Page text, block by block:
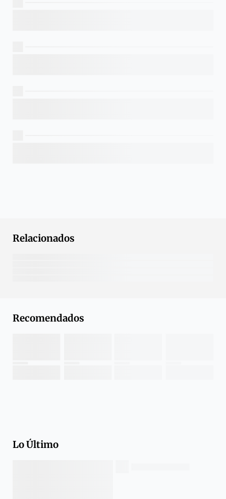
Relacionados
Recomendados
Lo Último